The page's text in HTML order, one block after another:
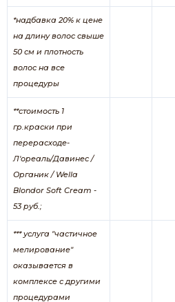
*надбавка 20% к цене
на длину волос свыше
50 см и плотность
волос на все
процедуры
**стоимость 1
гр.краски при
перерасходе-
Л'ореаль/Давинес /
Органик / Wella
Blondor Soft Cream -
53 руб.;
*** услуга "частичное
мелирование"
оказывается в
комплексе с другими
процедурами